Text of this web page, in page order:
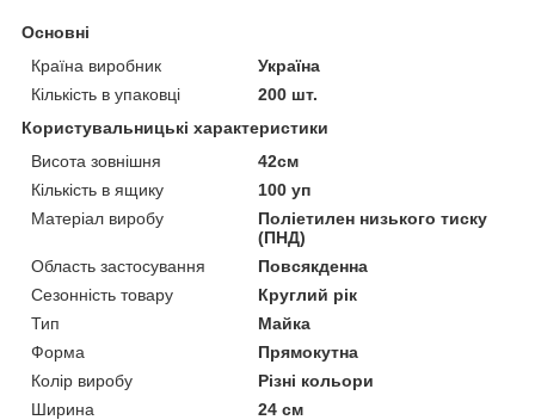
Основні
Країна виробник
Україна
Кількість в упаковці
200 шт.
Користувальницькі характеристики
Висота зовнішня
42см
Кількість в ящику
100 уп
Матеріал виробу
Поліетилен низького тиску
(ПНД)
Область застосування
Повсякденна
Сезонність товару
Круглий рік
Тип
Майка
Форма
Прямокутна
Колір виробу
Різні кольори
Ширина
24 см